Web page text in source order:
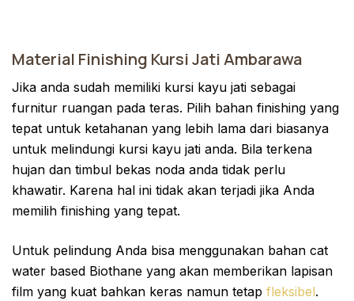
Material Finishing Kursi Jati Ambarawa
Jika anda sudah memiliki kursi kayu jati sebagai
furnitur ruangan pada teras. Pilih bahan finishing yang
tepat untuk ketahanan yang lebih lama dari biasanya
untuk melindungi kursi kayu jati anda. Bila terkena
hujan dan timbul bekas noda anda tidak perlu
khawatir. Karena hal ini tidak akan terjadi jika Anda
memilih finishing yang tepat.
Untuk pelindung Anda bisa menggunakan bahan cat
water based Biothane yang akan memberikan lapisan
film yang kuat bahkan keras namun tetap fleksibel.